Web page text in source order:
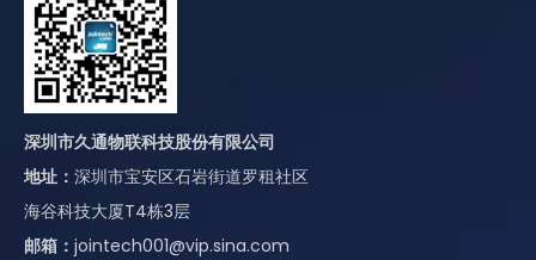
深圳市久通物联科技股份有限公司
地址： 深圳市宝安区石岩街道罗租社区
海谷科技大厦T4栋3层
邮箱： jointech001@vip.sina.com